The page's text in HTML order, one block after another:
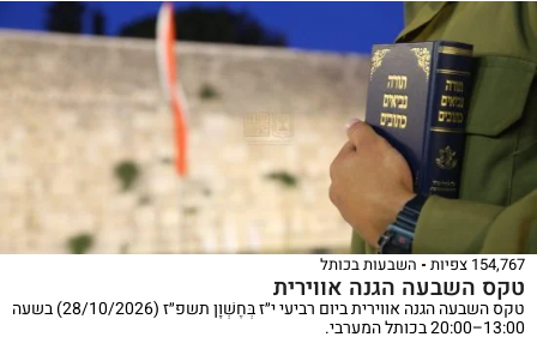
154,767 צפיות השבעות בכותל
טקס השבעה הגנה אווירית
טקס השבעה הגנה אווירית ביום רביעי י״ז בְּחֶשְׁוָן תשפ״ז (28/10/2026) בשעה
13:00–20:00 בכותל המערבי.